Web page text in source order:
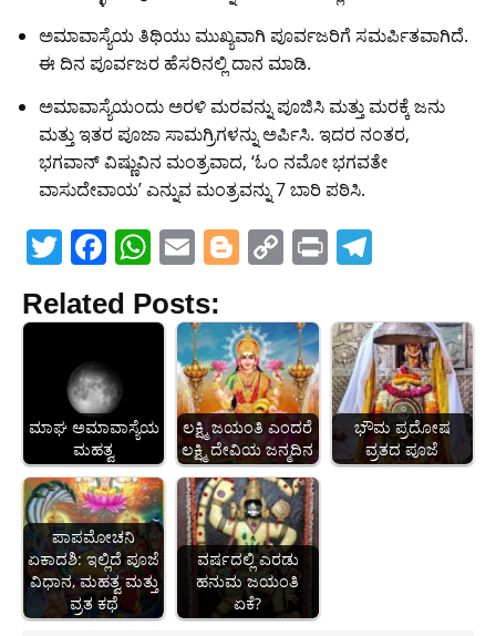
ಅಮಾವಾಸ್ಯೆಯ ತಿಥಿಯು ಮುಖ್ಯವಾಗಿ ಪೂರ್ವಜರಿಗೆ ಸಮರ್ಪಿತವಾಗಿದೆ.
ಈ ದಿನ ಪೂರ್ವಜರ ಹೆಸರಿನಲ್ಲಿ ದಾನ ಮಾಡಿ.
ಅಮಾವಾಸ್ಯೆಯಂದು ಅರಳಿ ಮರವನ್ನು ಪೂಜಿಸಿ ಮತ್ತು ಮರಕ್ಕೆ ಜನು
ಮತ್ತು ಇತರ ಪೂಜಾ ಸಾಮಗ್ರಿಗಳನ್ನು ಅರ್ಪಿಸಿ. ಇದರ ನಂತರ,
ಭಗವಾನ್ ವಿಷ್ಣುವಿನ ಮಂತ್ರವಾದ, ‘ಓಂ ನಮೋ ಭಗವತೇ
ವಾಸುದೇವಾಯ’ ಎನ್ನುವ ಮಂತ್ರವನ್ನು 7 ಬಾರಿ ಪಠಿಸಿ.
T
w
itt
er
F
a
c
b
o
o
k
W
at
p
p
E
ai
l
Bl
g
g
er
C
p
y
Li
n
k
Pr
t e
gr
a
m
Related Posts:
ಮಾಘ ಅಮಾವಾಸ್ಯೆಯ
ಮಹತ್ವ
ಲಕ್ಷ್ಮಿ ಜಯಂತಿ ಎಂದರೆ
ಲಕ್ಷ್ಮಿ ದೇವಿಯ ಜನ್ಮದಿನ
ಭೌಮ ಪ್ರದೋಷ
ವ್ರತದ ಪೂಜೆ
ಪಾಪಮೋಚನಿ
ಏಕಾದಶಿ: ಇಲ್ಲಿದೆ ಪೂಜೆ
ವಿಧಾನ, ಮಹತ್ವ ಮತ್ತು
ವ್ರತ ಕಥೆ
ವರ್ಷದಲ್ಲಿ ಎರಡು
ಹನುಮ ಜಯಂತಿ
ಏಕೆ?